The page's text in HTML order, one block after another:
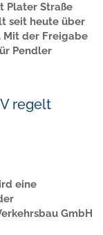
Plater Straße
seit heute über
Mit der Freigabe
Pendler
regelt
eine
GmbH